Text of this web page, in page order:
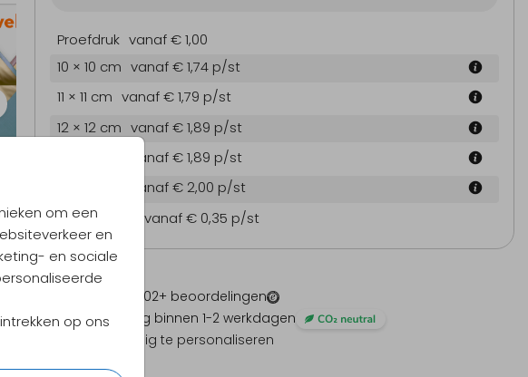
om een
en
en sociale
op ons
1202+ beoordelingen
Verzending binnen 1-2 werkdagen
Alles volledig te personaliseren
Proefdruk vanaf € 1,00
10 × 10 cm vanaf € 1,74 p/st
11 × 11 cm vanaf € 1,79 p/st
12 × 12 cm vanaf € 1,89 p/st
vanaf € 1,89 p/st
vanaf € 2,00 p/st
Enveloppen
vanaf € 0,35 p/st